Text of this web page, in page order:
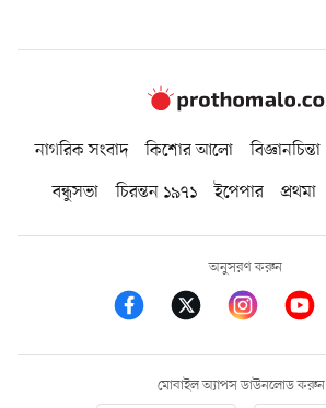
নাগরিক সংবাদ কিশোর আলো বিজ্ঞানচিন্তা
বন্ধুসভা
চিরন্তন ১৯৭১ ইপেপার প্রথমা
অনুসরণ করুন
মোবাইল অ্যাপস ডাউনলোড করুন